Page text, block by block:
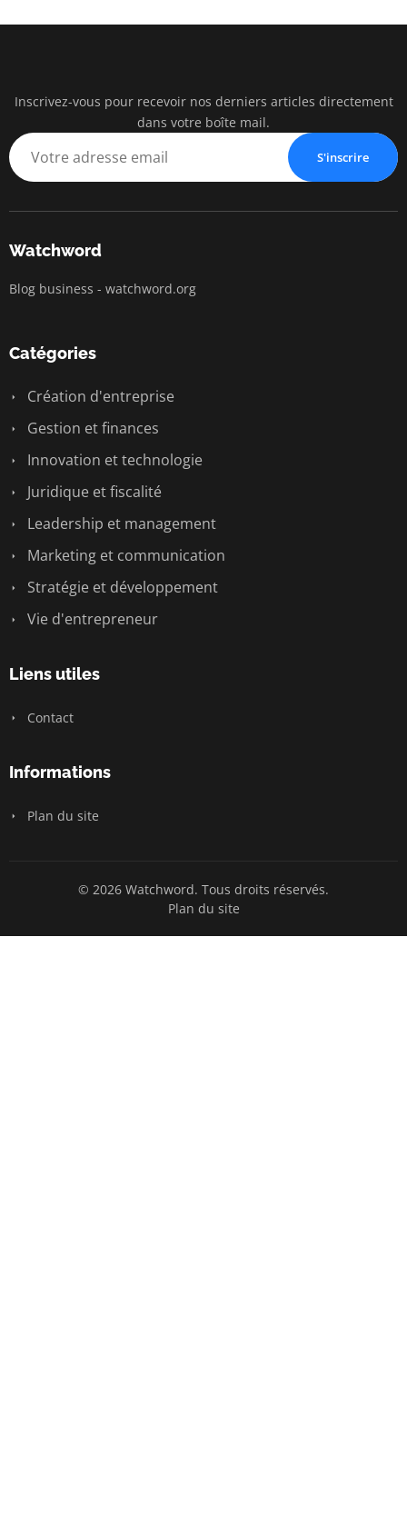
BUSINESS
Inscrivez-vous pour recevoir nos derniers articles directement
dans votre boîte mail.
S'inscrire
Watchword
Blog business - watchword.org
Catégories
Création d'entreprise
Gestion et finances
Innovation et technologie
Juridique et fiscalité
Leadership et management
Marketing et communication
Stratégie et développement
Vie d'entrepreneur
Liens utiles
Contact
Informations
Plan du site
© 2026 Watchword. Tous droits réservés.
Plan du site